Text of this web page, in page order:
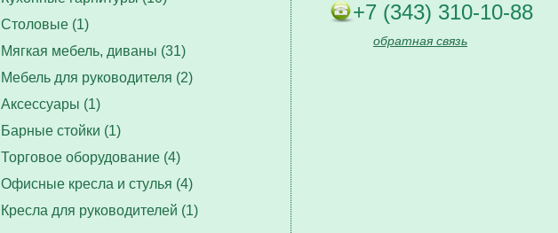
+7 (343) 310-10-88
обратная связь
Столовые (1)
Мягкая мебель, диваны (31)
Мебель для руководителя (2)
Аксессуары (1)
Барные стойки (1)
Торговое оборудование (4)
Офисные кресла и стулья (4)
Кресла для руководителей (1)